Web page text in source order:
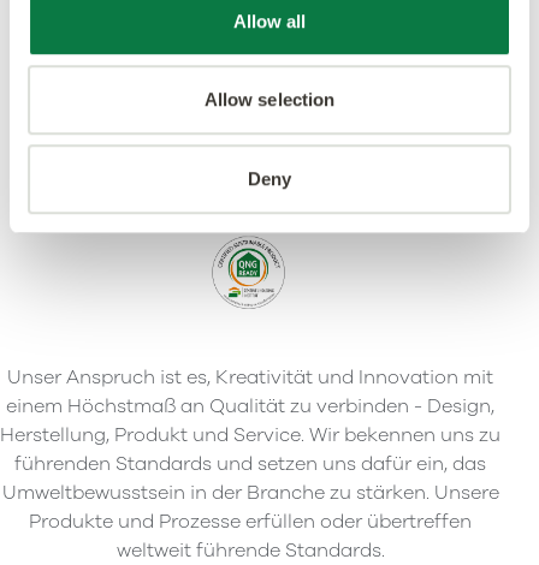
Allow all
Allow selection
Deny
Unser Anspruch ist es, Kreativität und Innovation mit
einem Höchstmaß an Qualität zu verbinden - Design,
Herstellung, Produkt und Service. Wir bekennen uns zu
führenden Standards und setzen uns dafür ein, das
Umweltbewusstsein in der Branche zu stärken. Unsere
Produkte und Prozesse erfüllen oder übertreffen
weltweit führende Standards.